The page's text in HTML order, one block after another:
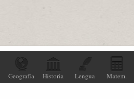
Geografía Historia Lengua Matem.